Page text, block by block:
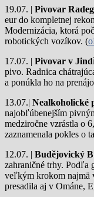
19.07. | Pivovar
eur do kompletnej
Modernizácia, ktorá
robotických vozíkov. (
17.07. | Pivovar v
pivo. Radnica
a ponúkla ho na
13.07.| Nealkoholické
najobľúbenejším
medziročne vzrástla o
zaznamenala pokles o
12.07. | Budějovický
zahraničné trhy. Podľa
veľkým krokom najmä
presadila aj v Ománe,